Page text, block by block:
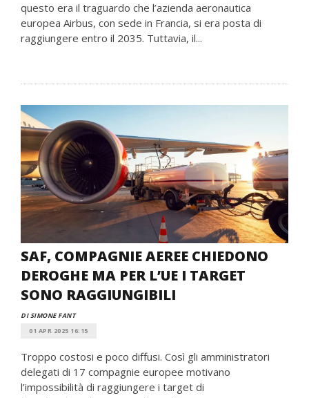
questo era il traguardo che l’azienda aeronautica
europea Airbus, con sede in Francia, si era posta di
raggiungere entro il 2035. Tuttavia, il...
SAF, COMPAGNIE AEREE CHIEDONO
DEROGHE MA PER L’UE I TARGET
SONO RAGGIUNGIBILI
DI SIMONE FANT
01 APR 2025 16:15
Troppo costosi e poco diffusi. Così gli amministratori
delegati di 17 compagnie europee motivano
l’impossibilità di raggiungere i target di